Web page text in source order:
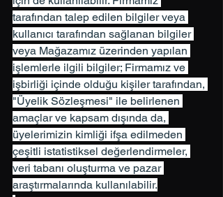
tarafından talep edilen bilgiler veya
kullanıcı tarafından sağlanan bilgiler
veya Mağazamız üzerinden yapılan
işlemlerle ilgili bilgiler; Firmamız ve
işbirliği içinde olduğu kişiler tarafından,
"Üyelik Sözleşmesi" ile belirlenen
amaçlar ve kapsam dışında da,
üyelerimizin kimliği ifşa edilmeden
çeşitli istatistiksel değerlendirmeler,
veri tabanı oluşturma ve pazar
araştırmalarında kullanılabilir.